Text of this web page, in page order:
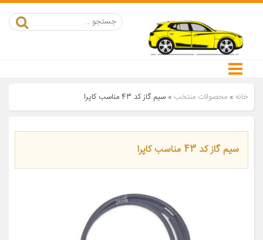
خانه » محصولات منتخب » سیم گاز کد 43 مناسب کاپرا
سیم گاز کد 43 مناسب کاپرا